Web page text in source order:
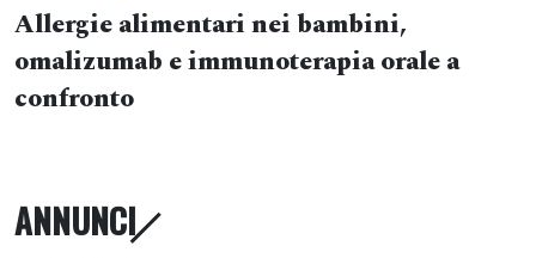
Allergie alimentari nei bambini,
omalizumab e immunoterapia orale a
confronto
ANNUNCI